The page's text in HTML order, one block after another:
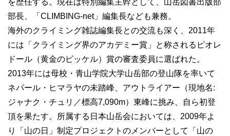
を歴任する。現在は特別編集主幹として、山岳図書出版部
部長、「CLIMBING-net」編集長なども兼務。
海外のクライミング雑誌編集長との交流も深く、2011年
には「クライミング界のアカデミー賞」と称されるピオレ
ドール（黄金のピッケル）賞の審査委員に選ばれた。
2013年には母校・青山学院大学山岳部の登山隊を率いて
ネパール・ヒマラヤの未踏峰、アウトライアー（現地名:
ジャナク・チュリ／標高7,090m）東峰に挑み、自ら初登
頂を果たす。所属する日本山岳会においては、2009年よ
り「山の日」制定プロジェクトのメンバーとして「山の